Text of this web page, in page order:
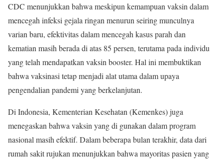
CDC menunjukkan bahwa meskipun kemampuan vaksin dalam
mencegah infeksi gejala ringan menurun seiring munculnya
varian baru, efektivitas dalam mencegah kasus parah dan
kematian masih berada di atas 85 persen, terutama pada individu
yang telah mendapatkan vaksin booster. Hal ini membuktikan
bahwa vaksinasi tetap menjadi alat utama dalam upaya
pengendalian pandemi yang berkelanjutan.
Di Indonesia, Kementerian Kesehatan (Kemenkes) juga
menegaskan bahwa vaksin yang di gunakan dalam program
nasional masih efektif. Dalam beberapa bulan terakhir, data dari
rumah sakit rujukan menunjukkan bahwa mayoritas pasien yang